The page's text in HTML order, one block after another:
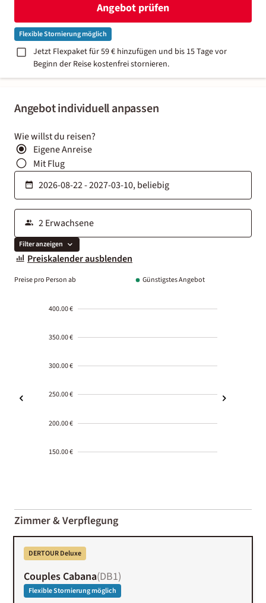
Angebot individuell anpassen
Wie willst du reisen?
Eigene Anreise
Mit Flug
Filter anzeigen
Preiskalender ausblenden
Preise pro Person ab Günstigstes Angebot
400.00 €
350.00 €
300.00 €
250.00 €
200.00 €
150.00 €
01-02
Zimmer & Verpflegung
DERTOUR Deluxe
Couples Cabana(DB1)
Flexible Stornierung möglich
Angebot prüfen
Flexible Stornierung möglich
Jetzt Flexpaket für 59 € hinzufügen und bis 15 Tage vor
Beginn der Reise kostenfrei stornieren.